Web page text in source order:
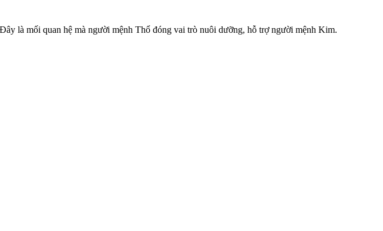
là mối quan hệ mà người mệnh Thổ đóng vai trò nuôi dưỡng, hỗ trợ người mệnh Kim.